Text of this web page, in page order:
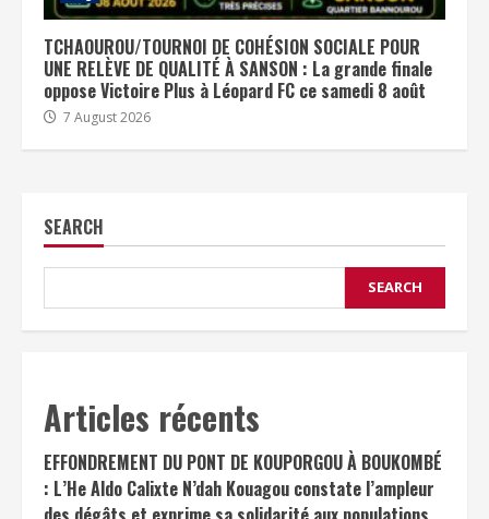
TCHAOUROU/TOURNOI DE COHÉSION SOCIALE POUR
UNE RELÈVE DE QUALITÉ À SANSON : La grande finale
oppose Victoire Plus à Léopard FC ce samedi 8 août
7 August 2026
SEARCH
SEARCH
Articles récents
EFFONDREMENT DU PONT DE KOUPORGOU À BOUKOMBÉ
: L’He Aldo Calixte N’dah Kouagou constate l’ampleur